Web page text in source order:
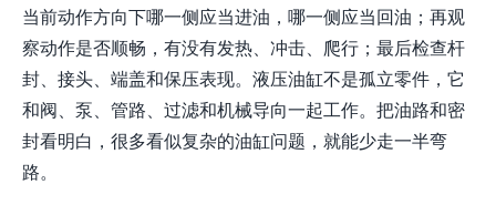
当前动作方向下哪一侧应当进油，哪一侧应当回油；再观
察动作是否顺畅，有没有发热、冲击、爬行；最后检查杆
封、接头、端盖和保压表现。液压油缸不是孤立零件，它
和阀、泵、管路、过滤和机械导向一起工作。把油路和密
封看明白，很多看似复杂的油缸问题，就能少走一半弯
路。